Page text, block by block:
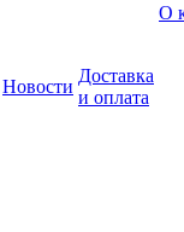
Новости
Доставка
и оплата
О